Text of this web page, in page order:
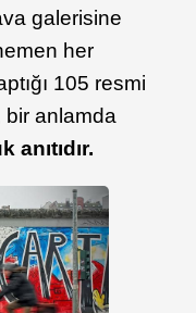
galerisine
her
105 resmi
bir anlamda
anıtıdır.